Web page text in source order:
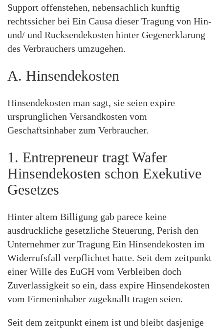
Support offenstehen, nebensachlich kunftig
rechtssicher bei Ein Causa dieser Tragung von Hin-
und/ und Rucksendekosten hinter Gegenerklarung
des Verbrauchers umzugehen.
A. Hinsendekosten
Hinsendekosten man sagt, sie seien expire
ursprunglichen Versandkosten vom
Geschaftsinhaber zum Verbraucher.
1. Entrepreneur tragt Wafer
Hinsendekosten schon Exekutive
Gesetzes
Hinter altem Billigung gab parece keine
ausdruckliche gesetzliche Steuerung, Perish den
Unternehmer zur Tragung Ein Hinsendekosten im
Widerrufsfall verpflichtet hatte. Seit dem zeitpunkt
einer Wille des EuGH vom Verbleiben doch
Zuverlassigkeit so ein, dass expire Hinsendekosten
vom Firmeninhaber zugeknallt tragen seien.
Seit dem zeitpunkt einem ist und bleibt dasjenige